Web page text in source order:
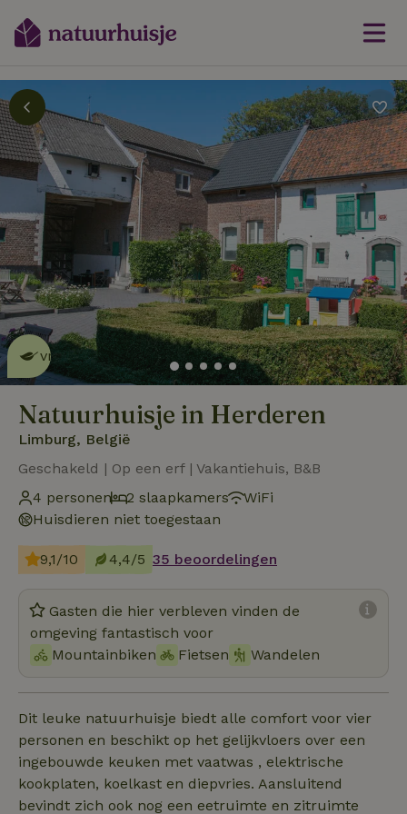
Dit natuurhuisje is eco-
vriendelijk
lees meer
Natuurhuisje in Herderen
Limburg, België
Geschakeld | Op een erf | Vakantiehuis, B&B
4 personen
2 slaapkamers
WiFi
Huisdieren niet toegestaan
9,1/10 4,4/5 35 beoordelingen
Gasten die hier verbleven vinden de
omgeving fantastisch voor
Mountainbiken
Fietsen Wandelen
Dit leuke natuurhuisje biedt alle comfort voor vier
personen en beschikt op het gelijkvloers over een
ingebouwde keuken met vaatwas , elektrische
kookplaten, koelkast en diepvries. Aansluitend
bevindt zich ook nog een eetruimte en zitruimte